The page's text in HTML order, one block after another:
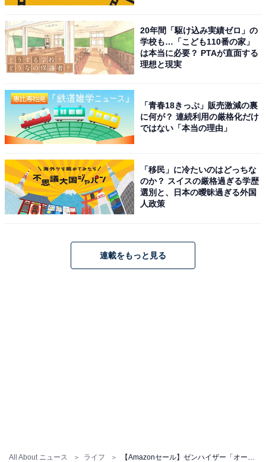
All About ニュース ライフ
MTW3 Graphite
Amazonで見る
ゼンハイザー「IE 100 PRO CLEAR」
ゼンハイザー(Sennheiser) IE 100 PRO CLEAR プロ用モ
ニタリングイヤホン クリア 【国内正規品】 508941 カナ
ル型 有線イヤホン
20年間「駆け込み実績ゼロ」の
学校も…「こども110番の家」
は本当に必要？ PTAが直面する
理想と現実
「青春18きっぷ」販売激減の裏
に何が？ 連続利用の厳格化だけ
ではない「本当の理由」
「移民」に冷たいのはどっちな
のか？ スイスの厳格過ぎる学歴
選別と、日本の曖昧過ぎる外国
人政策
連載をもっと見る